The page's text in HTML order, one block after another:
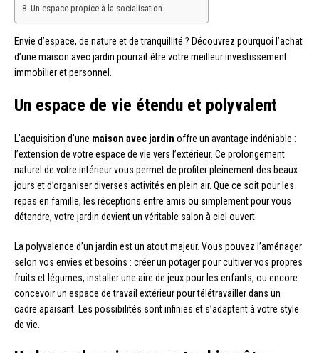
Un espace propice à la socialisation
Envie d’espace, de nature et de tranquillité ? Découvrez pourquoi l’achat
d’une maison avec jardin pourrait être votre meilleur investissement
immobilier et personnel.
Un espace de vie étendu et polyvalent
L’acquisition d’une maison avec jardin offre un avantage indéniable :
l’extension de votre espace de vie vers l’extérieur. Ce prolongement
naturel de votre intérieur vous permet de profiter pleinement des beaux
jours et d’organiser diverses activités en plein air. Que ce soit pour les
repas en famille, les réceptions entre amis ou simplement pour vous
détendre, votre jardin devient un véritable salon à ciel ouvert.
La polyvalence d’un jardin est un atout majeur. Vous pouvez l’aménager
selon vos envies et besoins : créer un potager pour cultiver vos propres
fruits et légumes, installer une aire de jeux pour les enfants, ou encore
concevoir un espace de travail extérieur pour télétravailler dans un
cadre apaisant. Les possibilités sont infinies et s’adaptent à votre style
de vie.